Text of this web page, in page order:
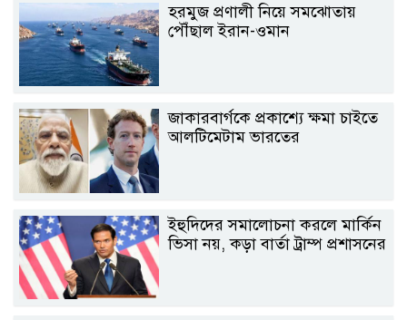
হরমুজ প্রণালী নিয়ে সমঝোতায়
পৌঁছাল ইরান-ওমান
জাকারবার্গকে প্রকাশ্যে ক্ষমা চাইতে
আলটিমেটাম ভারতের
ইহুদিদের সমালোচনা করলে মার্কিন
ভিসা নয়, কড়া বার্তা ট্রাম্প প্রশাসনের